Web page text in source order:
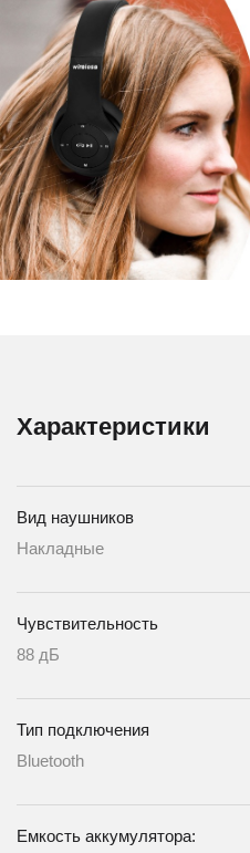
Характеристики
Вид наушников
Накладные
Чувствительность
88 дБ
Тип подключения
Bluetooth
Емкость аккумулятора: